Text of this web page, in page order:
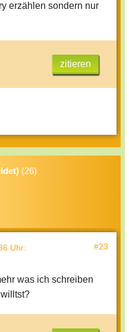
erzählen sondern nur
zitieren
(26)
Uhr: #23
was ich schreiben